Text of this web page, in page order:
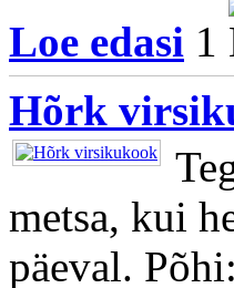
Loe edasi 1
Hõrk
metsa, kui
päeval.